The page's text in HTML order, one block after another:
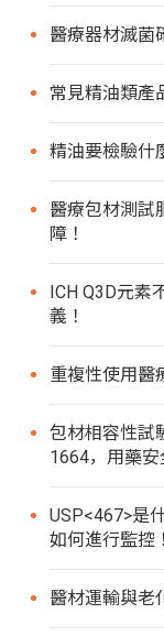
醫療器材滅菌
常見精油類產
精油要檢驗什
醫療包材測試
障！
ICH Q3D元素
義！
重複性使用醫
包材相容性試
1664，用藥安
USP<467>是
如何進行監控！
醫材運輸與老